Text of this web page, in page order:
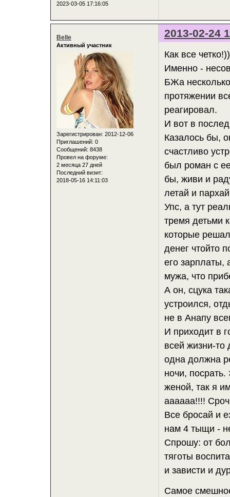
2023-03-05 17:16:05
2013-02-24
Belle
Активный участник
Зарегистрирован: 2012-12-06
Приглашений: 0
Сообщений: 8438
Провел на форуме:
2 месяца 27 дней
Последний визит:
2018-05-16 14:11:03
Как все четко!))
Именно -
БЖа
протяжении
реагировал.
И вот в
Казалось бы,
счастливо
был роман с
бы, живи и
летай и
Упс, а тут
тремя детьми
которые
денег чтойто
его зарплаты,
мужа, что
А он, сцука
устроился,
не в Анапу
И приходит в
всей жизни-то
одна должна
ночи,
женой, так я
аааааа!!!!
Все бросай и
нам 4 тыщи -
Спрошу: от
тяготы
и зависти и
Самое